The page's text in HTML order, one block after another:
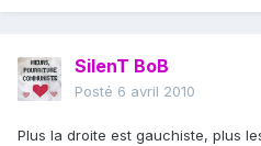
SilenT BoB
Posté 6 avril 2010
Plus la droite est gauchiste, plus